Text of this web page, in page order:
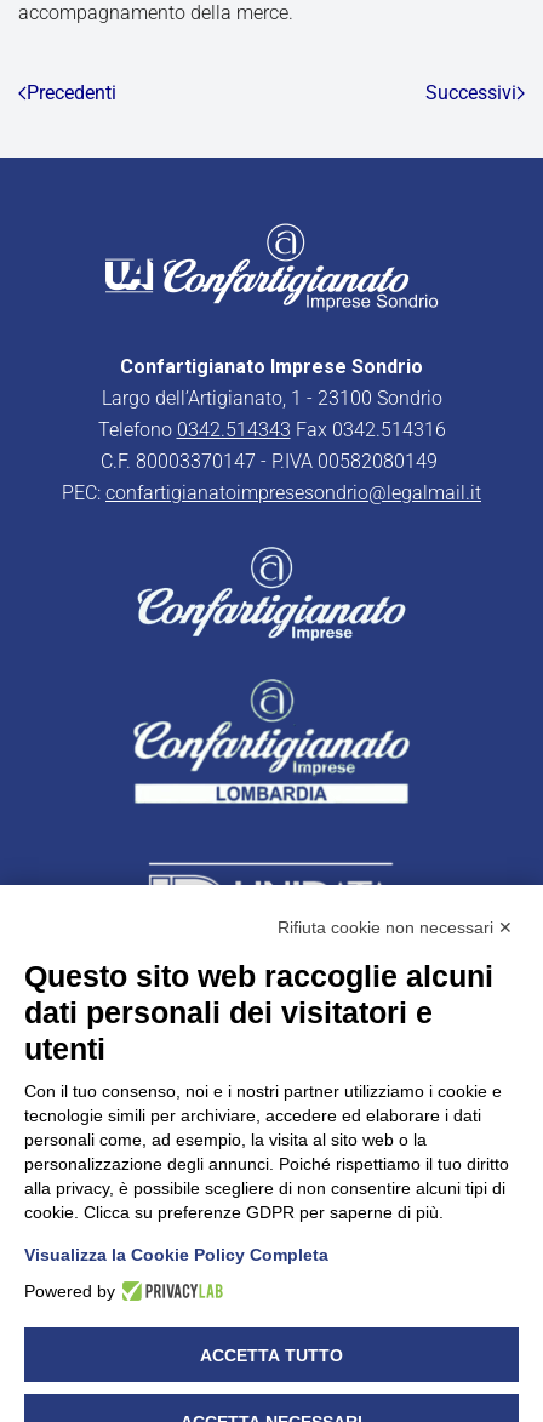
accompagnamento della merce.
Precedenti Successivi
Confartigianato Imprese Sondrio
Largo dell’Artigianato, 1 - 23100 Sondrio
Telefono 0342.514343 Fax 0342.514316
C.F. 80003370147 - P.IVA 00582080149
PEC: confartigianatoimpresesondrio@legalmail.it
Unidata s.r.lcon unico socio
Largo dell’Artigianato, 1 - 23100 Sondrio
C.F. 00481790145 - N.REA SO-36426
PEC: unidata.sondrio@legalmail.it
Cap. soc. euro 100.000,00 i.v.
UNIDATA - Informativa privacy (per i clienti)
UNIDATA - Whistleblowing
Rifiuta cookie non necessari ✕
Questo sito web raccoglie alcuni
dati personali dei visitatori e
utenti
Con il tuo consenso, noi e i nostri partner utilizziamo i cookie e
tecnologie simili per archiviare, accedere ed elaborare i dati
personali come, ad esempio, la visita al sito web o la
personalizzazione degli annunci. Poiché rispettiamo il tuo diritto
alla privacy, è possibile scegliere di non consentire alcuni tipi di
cookie. Clicca su preferenze GDPR per saperne di più.
Visualizza la Cookie Policy Completa
Powered by
ACCETTA TUTTO